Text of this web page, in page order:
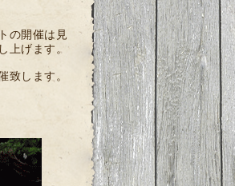
の開催は見
上げます。
致します。